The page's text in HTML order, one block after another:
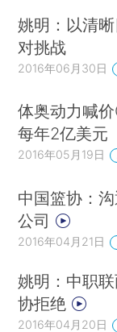
姚明：以清
对挑战
2016年06月30日
体奥动力喊
每年2亿美元
2016年05月19日
中国篮协：
公司
2016年04月21日
姚明：中职
协拒绝
2016年04月20日